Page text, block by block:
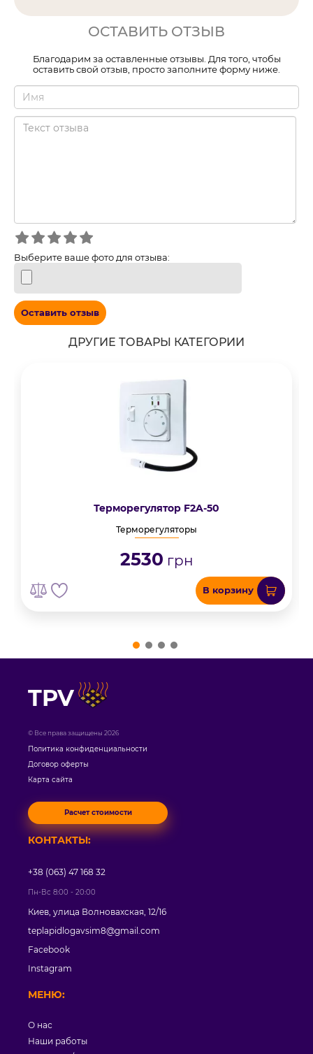
ОСТАВИТЬ ОТЗЫВ
Благодарим за оставленные отзывы. Для того, чтобы
оставить свой отзыв, просто заполните форму ниже.
Выберите ваше фото для отзыва:
Оставить отзыв
ДРУГИЕ ТОВАРЫ КАТЕГОРИИ
Терморегулятор F2A-50
Терморегуляторы
2530 грн
В корзину
TPV
© Все права защищены 2026
Политика конфиденциальности
Договор оферты
Карта сайта
Расчет стоимости
МЕНЮ:
О нас
Наши работы
КОНТАКТЫ:
+38 (063) 47 168 32
Пн-Вс 8:00 - 20:00
Киев, улица Волновахская, 12/16
teplapidlogavsim8@gmail.com
Facebook
Instagram